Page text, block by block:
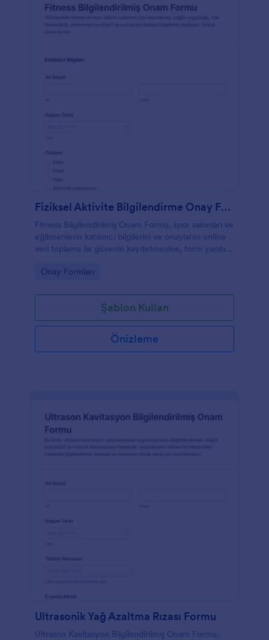
Fiziksel Aktivite Bilgilendirme Onay Formu
Fitness Bilgilendirilmiş Onam Formu, spor salonları ve
eğitmenlerin katılımcı bilgilerini ve onaylarını online
veri toplama ile güvenle kaydetmesine, form yanıtı
Go to Category:
Onay Formları
Şablon Kullan
Önizleme
Ultrasonik Yağ Azaltma Rızası Formu
Ultrason Kavitasyon Bilgilendirilmiş Onam Formu,